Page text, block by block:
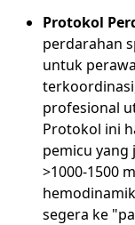
Protokol
perdarahan
untuk
profesional
Protokol ini
pemicu yang
>1000-1500
segera ke